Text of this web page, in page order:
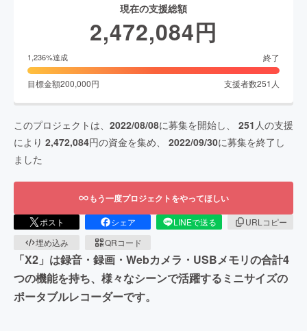
現在の支援総額
2,472,084円
1,236%達成 終了
目標金額200,000円 支援者数251 人
このプロジェクトは、 2022/08/08に募集を開始し、 251 人の支援
により 2,472,084円の資金を集め、 2022/09/30に募集を終了し
ました
もう一度プロジェクトをやってほしい
ポスト シェア LINEで送る
URLコピー
埋め込み
QRコード
「X2」は録音・録画・Webカメラ・USBメモリの合計4
つの機能を持ち、様々なシーンで活躍するミニサイズの
ポータブルレコーダーです。